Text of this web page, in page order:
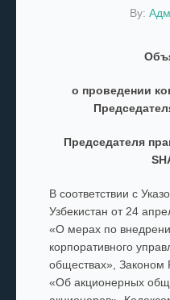
By:
о проведении
Председателя
В соответствии с
Узбекистан от 24
«О мерах по
корпоративного
обществах», Законом
«Об акционерных